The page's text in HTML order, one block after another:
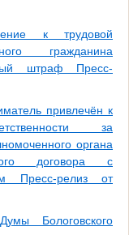
к трудовой
гражданина
штраф Пресс-
привлечён к
за
органа
договора с
Пресс-релиз от
Бологовского